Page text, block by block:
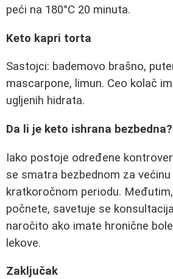
peći na 180°C 20 minuta.
Keto kapri torta
Sastojci: bademovo brašno,
mascarpone, limun. Ceo kolač
ugljenih hidrata.
Da li je keto ishrana bezbedna?
Iako postoje određene
se smatra bezbednom za
kratkoročnom periodu.
počnete, savetuje se
naročito ako imate hronične
lekove.
Zaključak